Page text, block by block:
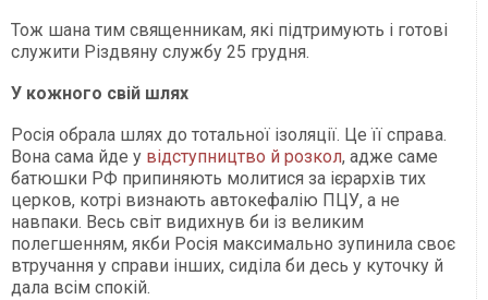
Тож шана тим священникам, які підтримують і готові
служити Різдвяну службу 25 грудня.
У кожного свій шлях
Росія обрала шлях до тотальної ізоляції. Це її справа.
Вона сама йде у відступництво й розкол, адже саме
батюшки РФ припиняють молитися за ієрархів тих
церков, котрі визнають автокефалію ПЦУ, а не
навпаки. Весь світ видихнув би із великим
полегшенням, якби Росія максимально зупинила своє
втручання у справи інших, сиділа би десь у куточку й
дала всім спокій.